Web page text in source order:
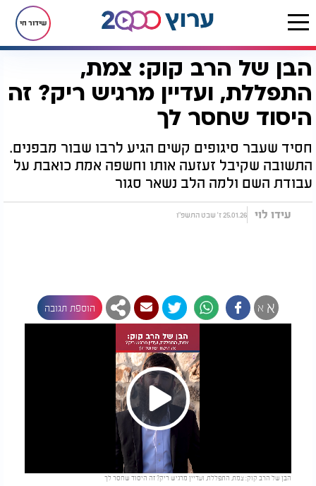
שידור חי
דף הבית יהדות הבן של הרב קוק: צמת, התפללת, ועדיין מרגיש ריק? זה היסוד שחסר לך
הבן של הרב קוק: צמת,
התפללת, ועדיין מרגיש ריק? זה
היסוד שחסר לך
חסיד שעבר סיגופים קשים הגיע לרבו שבור מבפנים.
התשובה שקיבל זעזעה אותו וחשפה אמת כואבת על
עבודת השם ולמה הלב נשאר סגור
עידו לוי 25.01.26 ז' שבט התשפ"ו
א א הוספת תגובה
Play
הבן של הרב קוק: צמת, התפללת, ועדיין מרגיש ריק? זה היסוד שחסר לך